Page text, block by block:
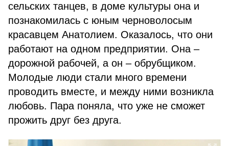
сельских танцев, в доме культуры она и
познакомилась с юным черноволосым
красавцем Анатолием. Оказалось, что они
работают на одном предприятии. Она –
дорожной рабочей, а он – обрубщиком.
Молодые люди стали много времени
проводить вместе, и между ними возникла
любовь. Пара поняла, что уже не сможет
прожить друг без друга.